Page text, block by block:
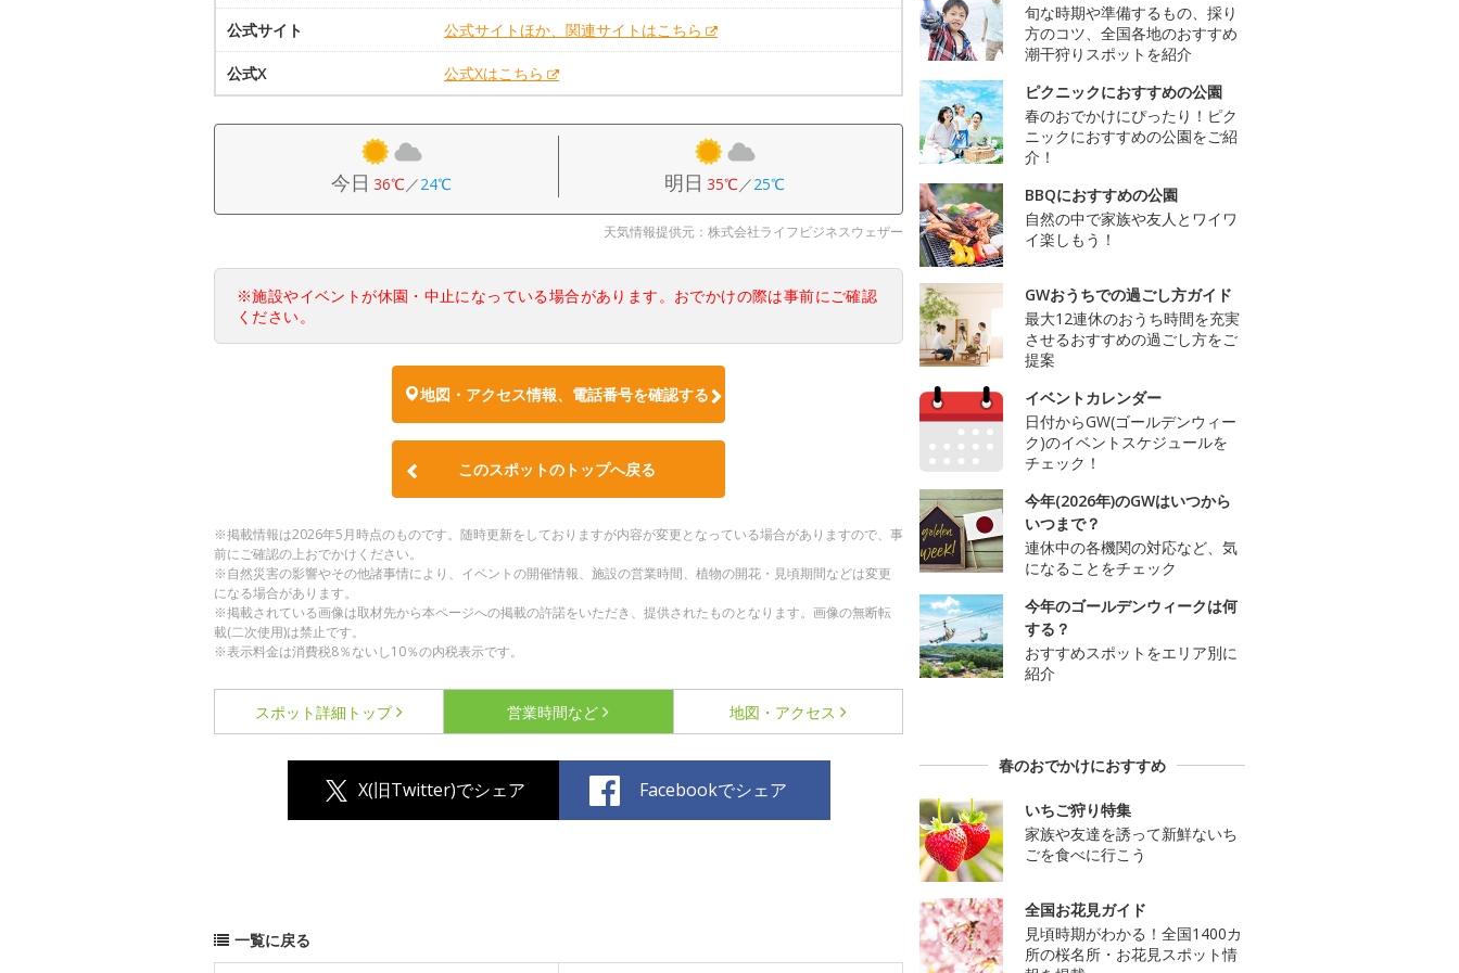
公式サイト 公式サイトほか、関連サイトはこちら
公式X 公式Xはこちら
今日 36℃／24℃ 明日 35℃／25℃
天気情報提供元：株式会社ライフビジネスウェザー
※施設やイベントが休園・中止になっている場合があります。おでかけの際は事前にご確認
ください。
地図・アクセス情報、電話番号を確認する
このスポットのトップへ戻る
※掲載情報は2026年5月時点のものです。随時更新をしておりますが内容が変更となっている場合がありますので、事
前にご確認の上おでかけください。
※自然災害の影響やその他諸事情により、イベントの開催情報、施設の営業時間、植物の開花・見頃期間などは変更
になる場合があります。
※掲載されている画像は取材先から本ページへの掲載の許諾をいただき、提供されたものとなります。画像の無断転
載(二次使用)は禁止です。
※表示料金は消費税8％ないし10％の内税表示です。
スポット詳細 トップ 営業時間など 地図・アクセス
X(旧Twitter)でシェア Facebookでシェア
一覧に戻る
旬な時期や準備するもの、採り
方のコツ、全国各地のおすすめ
潮干狩りスポットを紹介
ピクニックにおすすめの公園
春のおでかけにぴったり！ピク
ニックにおすすめの公園をご紹
介！
BBQにおすすめの公園
自然の中で家族や友人とワイワ
イ楽しもう！
GWおうちでの過ごし方ガイド
最大12連休のおうち時間を充実
させるおすすめの過ごし方をご
提案
イベントカレンダー
日付からGW(ゴールデンウィー
ク)のイベントスケジュールを
チェック！
今年(2026年)のGWはいつから
いつまで？
連休中の各機関の対応など、気
になることをチェック
今年のゴールデンウィークは何
する？
おすすめスポットをエリア別に
紹介
春のおでかけにおすすめ
いちご狩り特集
家族や友達を誘って新鮮ないち
ごを食べに行こう
全国お花見ガイド
見頃時期がわかる！全国1400カ
所の桜名所・お花見スポット情